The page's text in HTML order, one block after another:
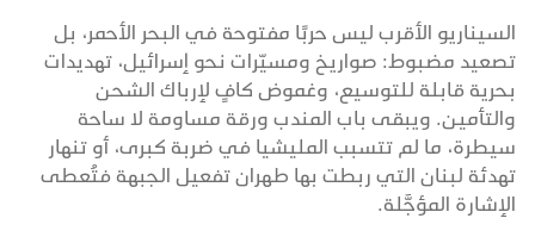
السيناريو الأقرب ليس حربًا مفتوحة في البحر الأحمر، بل
تصعيد مضبوط: صواريخ ومسيّرات نحو إسرائيل، تهديدات
بحرية قابلة للتوسيع، وغموض كافٍ لإرباك الشحن
والتأمين. ويبقى باب المندب ورقة مساومة لا ساحة
سيطرة، ما لم تتسبب المليشيا في ضربة كبرى، أو تنهار
تهدئة لبنان التي ربطت بها طهران تفعيل الجبهة فتُعطى
الإشارة المؤجَّلة.